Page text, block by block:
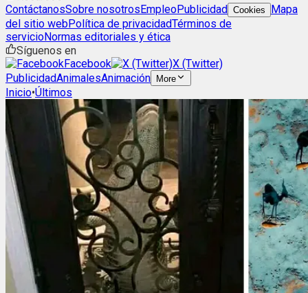
ContáctanosSobre nosotrosEmpleoPublicidad Cookies
Mapa
del sitio webPolítica de privacidadTérminos de
servicioNormas editoriales y ética
Síguenos en
Facebook
X (Twitter)
PublicidadAnimalesAnimación More
Inicio•Últimos